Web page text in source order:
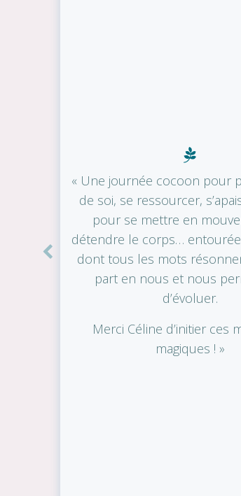
« Une journée cocoon pour
de soi, se ressourcer,
pour se mettre en
détendre le corps…
dont tous les mots
part en nous et nous
d’évoluer.
Merci Céline d’initier ces
magiques ! »